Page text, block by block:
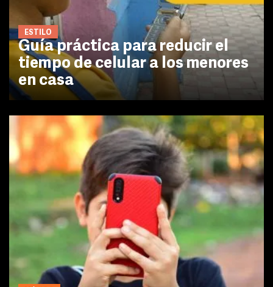
ESTILO
Guía práctica para reducir el
tiempo de celular a los menores
en casa